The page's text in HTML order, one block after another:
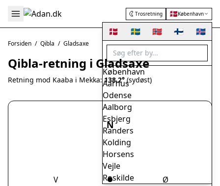
Trosretning 🇩🇰København
🇩🇰 🇸🇪 🇳🇴 🇫🇮 🇮🇸
København
Aarhus
Odense
Aalborg
Esbjerg
Randers
Kolding
Horsens
Vejle
Roskilde
Forsiden / Qibla / Gladsaxe
Qibla-retning i Gladsaxe
Retning mod Kaaba i Mekka: 138.2°(sydøst)
N
Ø
V